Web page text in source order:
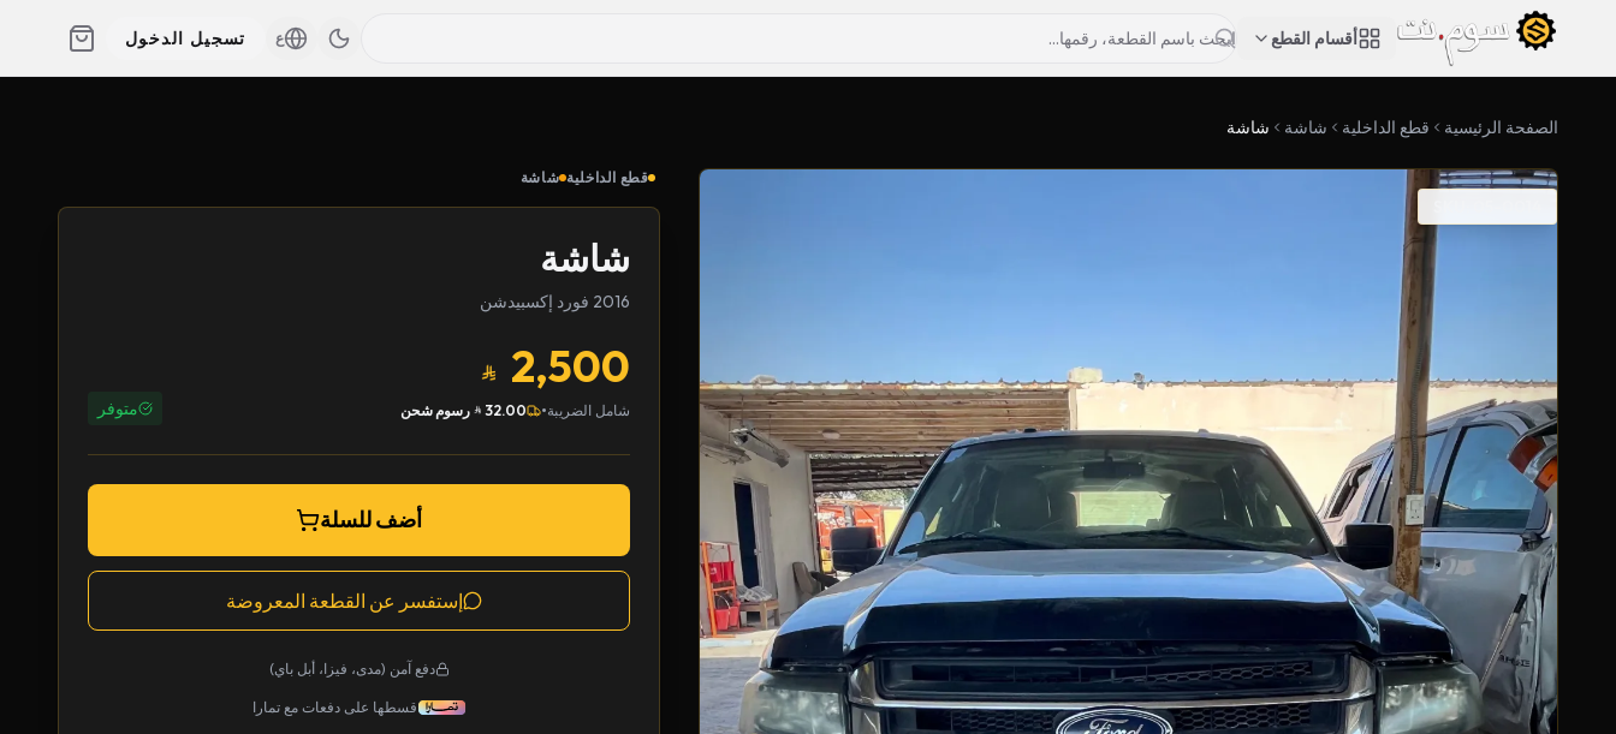
أقسام القطع ع تسجيل الدخول
الصفحة الرئيسية قطع الداخلية شاشة شاشة
قطع الداخلية شاشة
شاشة
2016 فورد إكسبيدشن
2,500
شامل الضريبة•
32.00 رسوم شحن متوفر
أضف للسلة
إستفسر عن القطعة المعروضة
دفع آمن (مدى، فيزا، أبل باي)
قسطها على دفعات مع تمارا